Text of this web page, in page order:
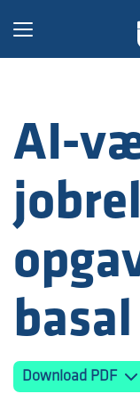
Toggle
AI-
basal
Download PDF